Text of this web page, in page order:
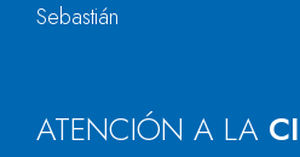
Sebastián
ATENCIÓN A LA